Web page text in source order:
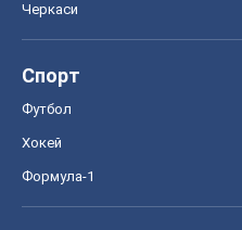
Черкаси
Спорт
Футбол
Хокей
Формула-1